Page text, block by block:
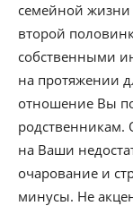
семейной
второй
собственными
на протяжении
отношение Вы
на Ваши
очарование и
минусы. Не